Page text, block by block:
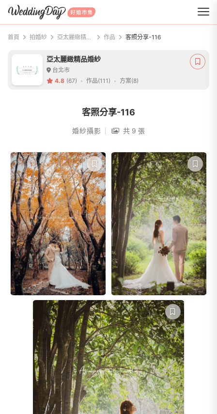
WeddingDay 好婚市集
首頁 拍婚紗 亞太麗緻精品婚紗 作品 客照分享-116
亞太麗緻精品婚紗
台北市
4.8 (67) 作品(111) 方案(8)
客照分享-116
婚紗攝影 共 9 張